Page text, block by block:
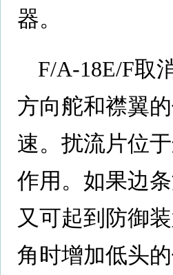
器。
F/A-18E/F取
方向舵和襟翼
速。扰流片位
作用。如果边
又可起到防御
角时增加低头